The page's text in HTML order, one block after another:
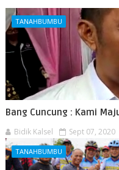
TANAHBUMBU
Bang Cuncung : Kami
Bidik Kalsel Sept 07, 2020
TANAHBUMBU